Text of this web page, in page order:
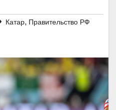
Катар, Правительство РФ